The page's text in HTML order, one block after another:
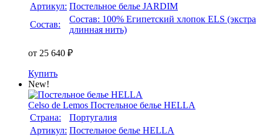
Артикул: Постельное белье JARDIM
Состав:
Состав: 100% Египетский хлопок ELS (экстра
длинная нить)
от 25 640 ₽
Купить
New!
Celso de Lemos Постельное белье HELLA
Страна:
Португалия
Артикул: Постельное белье HELLA